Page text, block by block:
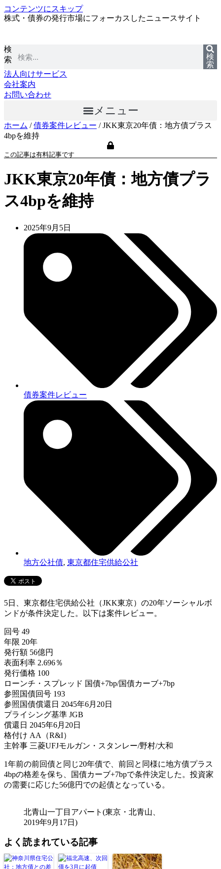
コンテンツにスキップ
株式・債券の発行市場にフォーカスしたニュースサイト
検
索
検
索
法人向けサービス
会社案内
お問い合わせ
メニュー
ホーム /債券案件レビュー /JKK東京20年債：地方債プラス
4bpを維持
この記事は有料記事です
JKK東京20年債：地方債プラ
ス4bpを維持
2025年9月5日
債券案件レビュー
地方公社債, 東京都住宅供給公社
5日、東京都住宅供給公社（JKK東京）の20年ソーシャルボ
ンドが条件決定した。以下は案件レビュー。
回号 49
年限 20年
発行額 56億円
表面利率 2.696％
発行価格 100
ローンチ・スプレッド 国債+7bp/国債カーブ+7bp
参照国債回号 193
参照国債償還日 2045年6月20日
プライシング基準 JGB
償還日 2045年6月20日
格付け AA（R&I）
主幹事 三菱UFJモルガン・スタンレー/野村/大和
1年前の前回債と同じ20年債で、前回と同様に地方債プラス
4bpの格差を保ち、国債カーブ+7bpで条件決定した。投資家
の需要に応じた56億円での起債となっている。
北青山一丁目アパート(東京・北青山、
2019年9月17日)
よく読まれている記事